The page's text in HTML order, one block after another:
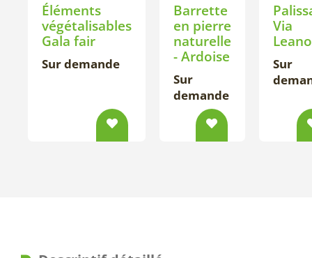
Éléments
végétalisables
Gala fair
Sur demande
Barrette
en pierre
naturelle
- Ardoise
Sur
demande
Via
Leano
Sur